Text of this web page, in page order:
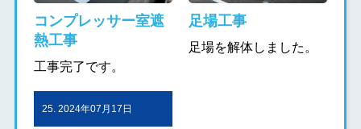
コンプレッサー室遮
熱工事
工事完了です。
足場工事
足場を解体しました。
25. 2024年07月17日